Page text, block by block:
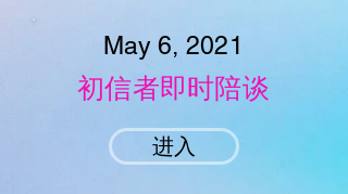
May 6, 2021
初信者即时陪谈
进入